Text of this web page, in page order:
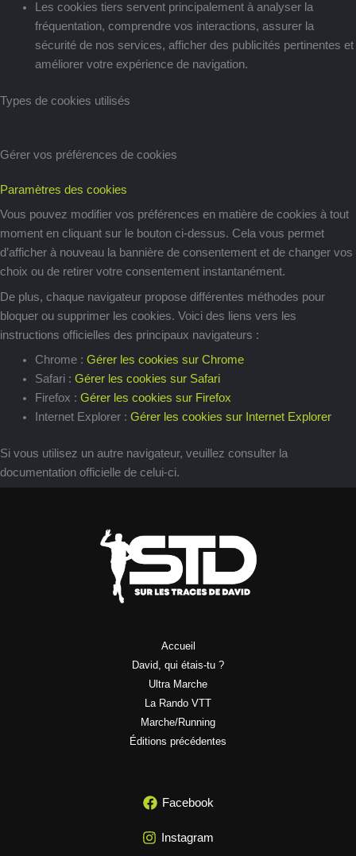
Les cookies tiers servent principalement à analyser la
fréquentation, comprendre vos interactions, assurer la
sécurité de nos services, afficher des publicités pertinentes et
améliorer votre expérience de navigation.
Types de cookies utilisés
Gérer vos préférences de cookies
Paramètres des cookies
Vous pouvez modifier vos préférences en matière de cookies à tout
moment en cliquant sur le bouton ci-dessus. Cela vous permet
d’afficher à nouveau la bannière de consentement et de changer vos
choix ou de retirer votre consentement instantanément.
De plus, chaque navigateur propose différentes méthodes pour
bloquer ou supprimer les cookies. Voici des liens vers les
instructions officielles des principaux navigateurs :
Chrome : Gérer les cookies sur Chrome
Safari : Gérer les cookies sur Safari
Firefox : Gérer les cookies sur Firefox
Internet Explorer : Gérer les cookies sur Internet Explorer
Si vous utilisez un autre navigateur, veuillez consulter la
documentation officielle de celui-ci.
Accueil
David, qui étais-tu ?
Ultra Marche
La Rando VTT
Marche/Running
Éditions précédentes
Facebook
Instagram